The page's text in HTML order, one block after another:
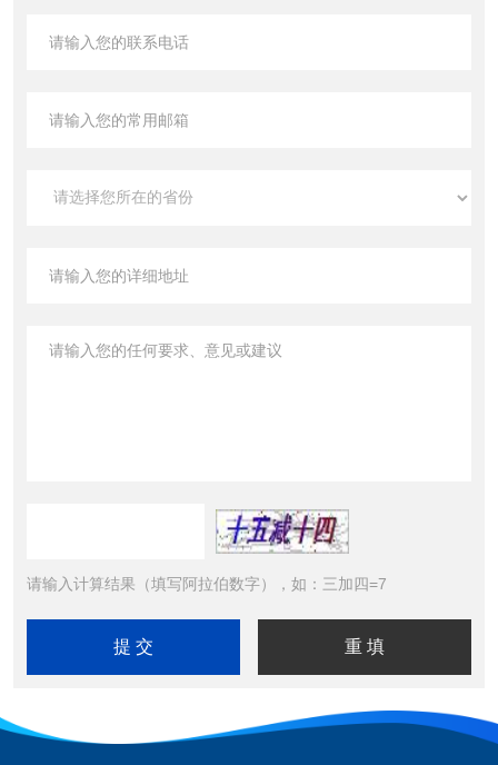
请输入计算结果（填写阿拉伯数字），如：三加四=7